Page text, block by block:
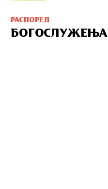
РАСПОРЕД
БОГОСЛУЖЕЊА